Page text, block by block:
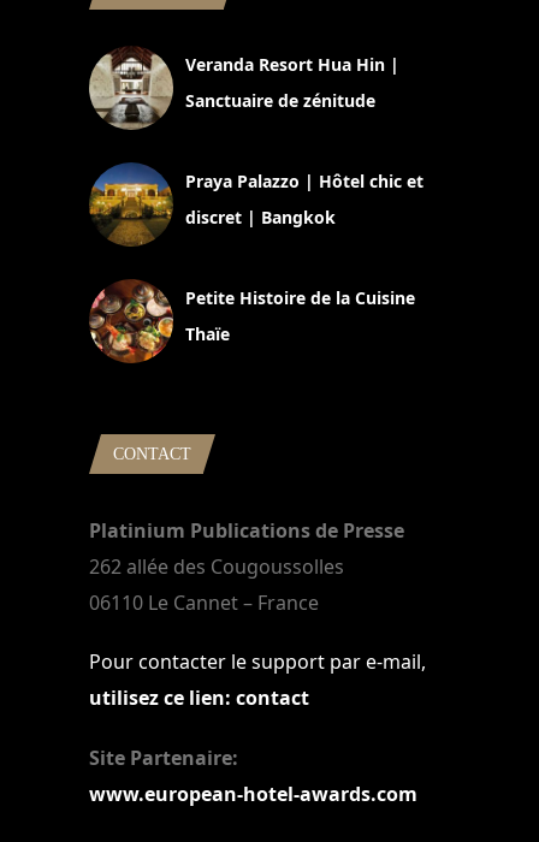
Veranda Resort Hua Hin |
Sanctuaire de zénitude
Praya Palazzo | Hôtel chic et
discret | Bangkok
Petite Histoire de la Cuisine
Thaïe
CONTACT
Platinium Publications de Presse
262 allée des Cougoussolles
06110 Le Cannet – France
Pour contacter le support par e-mail,
utilisez ce lien: contact
Site Partenaire:
www.european-hotel-awards.com